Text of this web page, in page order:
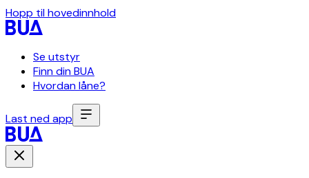
Hopp til hovedinnhold
Se utstyr
Finn din BUA
Hvordan låne?
Last ned app